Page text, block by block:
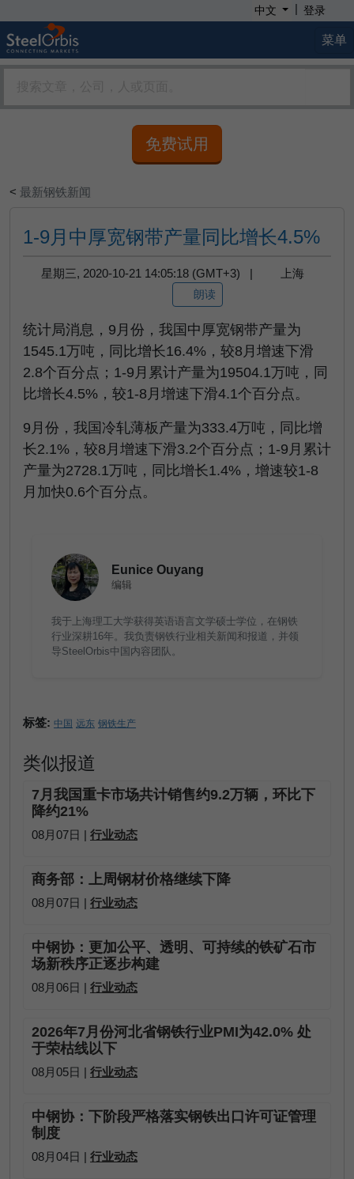
中文 | 登录
菜单
免费试用
< 最新钢铁新闻
1-9月中厚宽钢带产量同比增长4.5%
星期三, 2020-10-21 14:05:18 (GMT+3) | 上海
朗读
统计局消息，9月份，我国中厚宽钢带产量为
1545.1万吨，同比增长16.4%，较8月增速下滑
2.8个百分点；1-9月累计产量为19504.1万吨，同
比增长4.5%，较1-8月增速下滑4.1个百分点。
9月份，我国冷轧薄板产量为333.4万吨，同比增
长2.1%，较8月增速下滑3.2个百分点；1-9月累计
产量为2728.1万吨，同比增长1.4%，增速较1-8
月加快0.6个百分点。
Eunice Ouyang
编辑
我于上海理工大学获得英语语言文学硕士学位，在钢铁
行业深耕16年。我负责钢铁行业相关新闻和报道，并领
导SteelOrbis中国内容团队。
标签: 中国 远东 钢铁生产
类似报道
7月我国重卡市场共计销售约9.2万辆，环比下
降约21%
08月07日 | 行业动态
商务部：上周钢材价格继续下降
08月07日 | 行业动态
中钢协：更加公平、透明、可持续的铁矿石市
场新秩序正逐步构建
08月06日 | 行业动态
2026年7月份河北省钢铁行业PMI为42.0% 处
于荣枯线以下
08月05日 | 行业动态
中钢协：下阶段严格落实钢铁出口许可证管理
制度
08月04日 | 行业动态